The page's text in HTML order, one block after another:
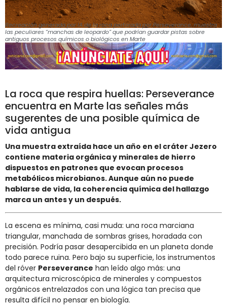
Recreación generada por IA de la roca perforada por Perseverance, muestra
las peculiares “manchas de leopardo” que podrían guardar pistas sobre
antiguos procesos químicos o biológicos en Marte
La roca que respira huellas: Perseverance
encuentra en Marte las señales más
sugerentes de una posible química de
vida antigua
Una muestra extraída hace un año en el cráter Jezero
contiene materia orgánica y minerales de hierro
dispuestos en patrones que evocan procesos
metabólicos microbianos. Aunque aún no puede
hablarse de vida, la coherencia química del hallazgo
marca un antes y un después.
La escena es mínima, casi muda: una roca marciana
triangular, manchada de sombras grises, horadada con
precisión. Podría pasar desapercibida en un planeta donde
todo parece ruina. Pero bajo su superficie, los instrumentos
del róver Perseverance han leído algo más: una
arquitectura microscópica de minerales y compuestos
orgánicos entrelazados con una lógica tan precisa que
resulta difícil no pensar en biología.